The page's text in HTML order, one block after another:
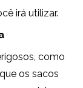
irá utilizar.
como
os sacos